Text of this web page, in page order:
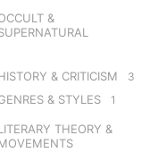
&
& CRITICISM 3
& STYLES 1
THEORY &